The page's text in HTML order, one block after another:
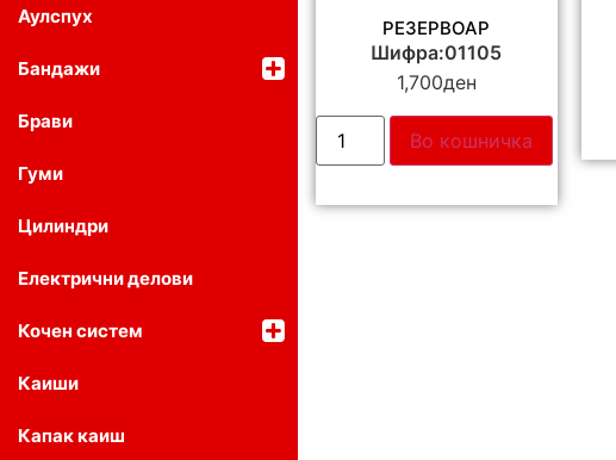
Аулспух
Бандажи
Брави
Гуми
Цилиндри
Електрични делови
Кочен систем
Каиши
Капак каиш
РЕЗЕРВОАР
Шифра:01105
1,700ден
Во кошничка